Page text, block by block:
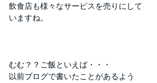
飲食店も様々なサービスを売りにして
いますね。
むむ？？ご飯といえば・・・
以前ブログで書いたことがあるよう